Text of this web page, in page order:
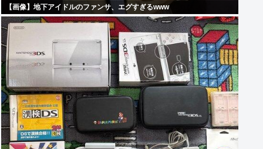
【画像】地下アイドルのファンサ、エグすぎるwww